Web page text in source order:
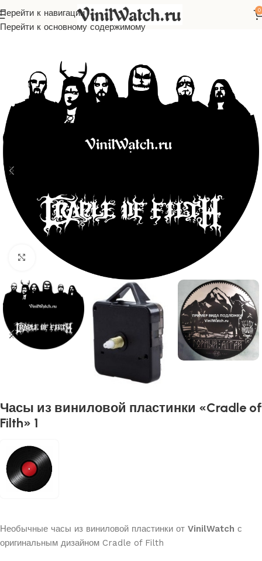
Перейти к навигации
Перейти к основному содержимому
0
из виниловой пластинки Зарубежная музыка
Нажмите, чтобы увеличить
Часы из виниловой пластинки «Cradle of
Filth» 1
Необычные часы из виниловой пластинки от VinilWatch с
оригинальным дизайном Cradle of Filth